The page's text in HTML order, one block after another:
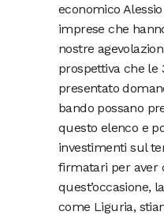
economico
imprese che
nostre
prospettiva che le
presentato
bando possano
questo elenco e
investimenti sul
firmatari per aver
quest’occasione,
come Liguria,